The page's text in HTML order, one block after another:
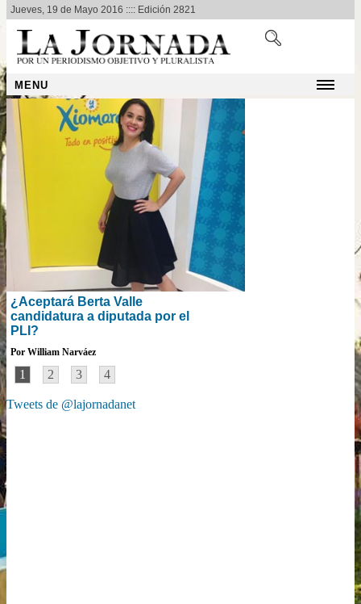
Jueves, 19 de Mayo 2016 :::: Edición 2821
MENU
¿Aceptará Berta Valle
candidatura a diputada por el
PLI?
Por William Narváez
1 2 3 4
Tweets de @lajornadanet